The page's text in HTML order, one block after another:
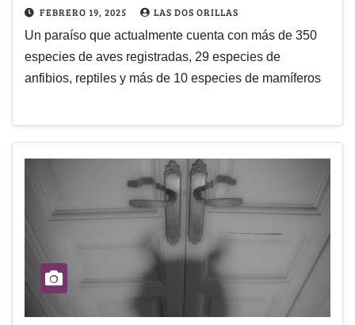
FEBRERO 19, 2025 LAS DOS ORILLAS
Un paraíso que actualmente cuenta con más de 350
especies de aves registradas, 29 especies de
anfibios, reptiles y más de 10 especies de mamíferos